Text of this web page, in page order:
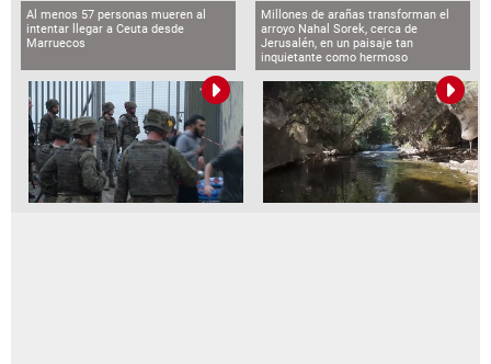
Al menos 57 personas mueren al
intentar llegar a Ceuta desde
Marruecos
Millones de arañas transforman el
arroyo Nahal Sorek, cerca de
Jerusalén, en un paisaje tan
inquietante como hermoso